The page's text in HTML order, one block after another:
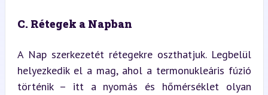
C. Rétegek a Napban
A Nap szerkezetét rétegekre oszthatjuk. Legbelül
helyezkedik el a mag, ahol a termonukleáris fúzió
történik – itt a nyomás és hőmérséklet olyan